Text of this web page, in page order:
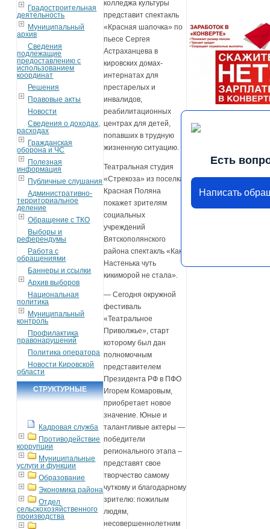
Градостроительная
деятельность
Муниципальный
архив
Сведения
подлежащие
предоставлению с
использованием
координат
Решения
Правовые акты
Новости
Сведения о доходах,
расходах
Гражданская
оборона и ЧС
Полезная
информация
Публичные слушания
Административно-
территориальное
деление
Обращение с ТКО
Выборы и
референдумы
Работа с
обращениями
Баннеры и ссылки
Архив выборов
Национальная
политика
Муниципальный
контроль
Профилактика
правонарушений
Политика оператора
Новости Кировской
области
СТРУКТУРНЫЕ
Кадровая служба
Противодействие
коррупции
Муниципальные
услуги и функции
Образование
Экономика района
Отдел
сельскохозяйственного
производства
колледжа культуры
представит спектакль
«Красная шапочка» по
пьесе Сергея
Астраханцева в
кировских домах-
интернатах для
престарелых и
инвалидов,
реабилитационных
центрах для детей,
попавших в трудную
жизненную ситуацию.
Театральная студия
«Стрекоза» из поселка
Красная Поляна
покажет зрителям
социальных
учреждений
Вятскополянского
района спектакль «Как
Настенька чуть
кикиморой не стала».
— Сегодня окружной
фестиваль
«Театральное
Приволжье», старт
которому был дан
полномочным
представителем
Президента РФ в ПФО
Игорем Комаровым,
приобретает новое
значение. Юные и
талантливые актеры —
победители
регионального этапа –
представят свое
творчество самому
чуткому и благодарному
зрителю: пожилым
людям,
несовершеннолетним
Есть
Написать